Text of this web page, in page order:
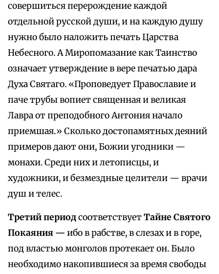
совершиться перерождение каждой
отдельной русской души, и на каждую душу
нужно было наложить печать Царства
Небесного. А Миропомазание как Таинство
означает утверждение в вере печатью дара
Духа Святаго. «Проповедует Православие и
паче трубы вопиет священная и великая
Лавра от преподобного Антония начало
приемшая.» Сколько достопамятных деяний
примеров дают они, Божии угодники —
монахи. Среди них и летописцы, и
художники, и безмездные целители — врачи
душ и телес.
Третий периодсоответствуетТайне Святого
Покаяния — ибо в рабстве, в слезах и в горе,
под властью монголов протекает он. Было
необходимо накопившиеся за время свободы